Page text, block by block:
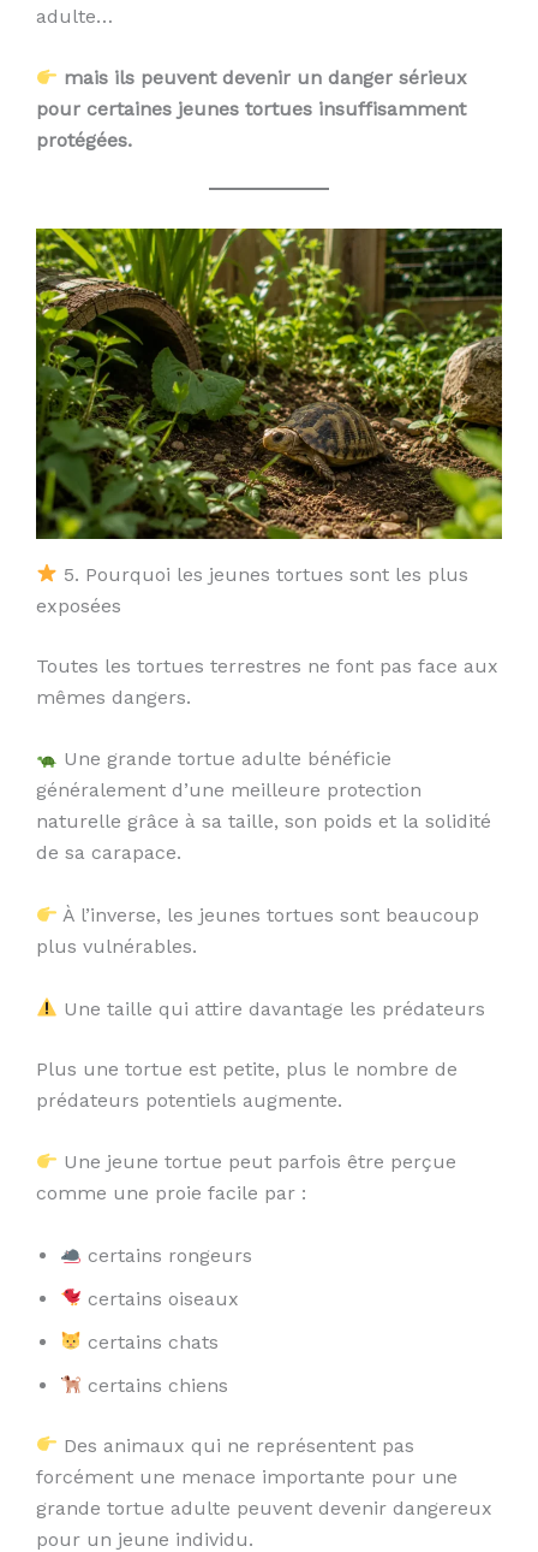
adulte…
mais ils peuvent devenir un danger sérieux
pour certaines jeunes tortues insuffisamment
protégées.
5. Pourquoi les jeunes tortues sont les plus
exposées
Toutes les tortues terrestres ne font pas face aux
mêmes dangers.
Une grande tortue adulte bénéficie
généralement d’une meilleure protection
naturelle grâce à sa taille, son poids et la solidité
de sa carapace.
À l’inverse, les jeunes tortues sont beaucoup
plus vulnérables.
Une taille qui attire davantage les prédateurs
Plus une tortue est petite, plus le nombre de
prédateurs potentiels augmente.
Une jeune tortue peut parfois être perçue
comme une proie facile par :
certains rongeurs
certains oiseaux
certains chats
certains chiens
Des animaux qui ne représentent pas
forcément une menace importante pour une
grande tortue adulte peuvent devenir dangereux
pour un jeune individu.